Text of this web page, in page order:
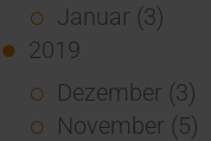
Januar (3)
2019
Dezember (3)
November (5)